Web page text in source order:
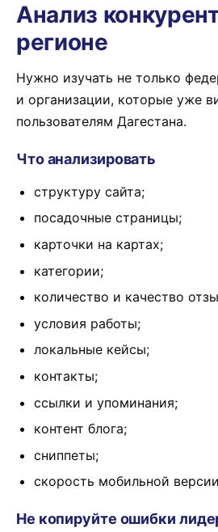
Анализ
регионе
Нужно изучать не только
и организации, которые уже
пользователям Дагестана.
Что анализировать
структуру сайта;
посадочные страницы;
карточки на картах;
категории;
количество и качество
условия работы;
локальные кейсы;
контакты;
ссылки и упоминания;
контент блога;
сниппеты;
скорость мобильной
Не копируйте ошибки